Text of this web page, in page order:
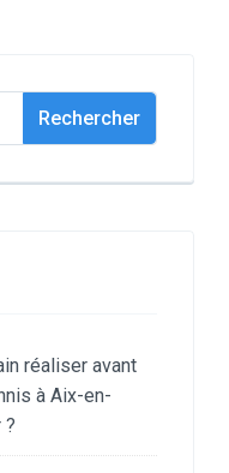
réaliser avant
à Aix-en-
?